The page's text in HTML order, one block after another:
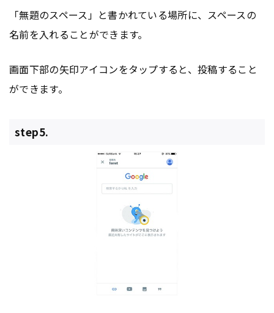
「無題のスペース」と書かれている場所に、スペースの
名前を入れることができます。
画面下部の矢印アイコンをタップすると、投稿すること
ができます。
step5.